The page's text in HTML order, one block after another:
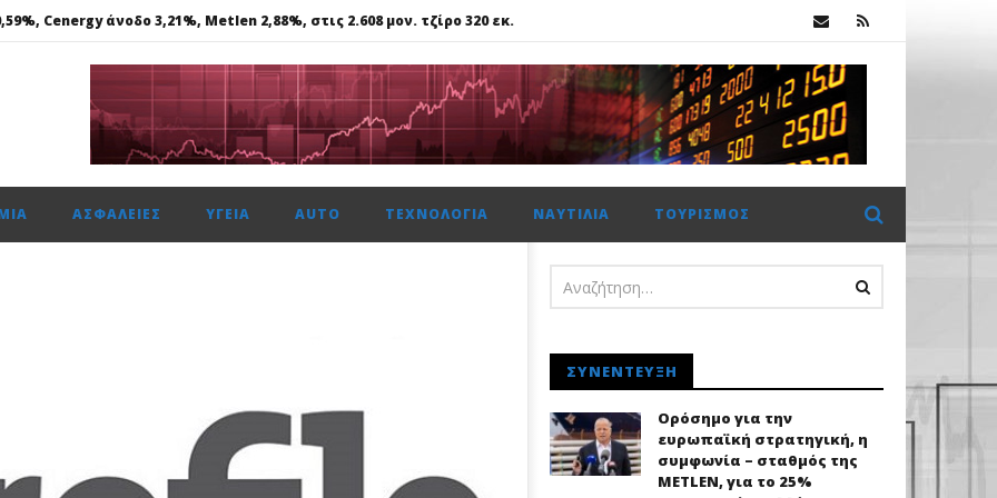
Cenergy άνοδο 3,21%, Metlen 2,88%, στις 2.608 μον. τζίρο 320 εκ.
ασφάλεια θέτει ως προτεραιότητα
Αποκτά το πρώτο Παρατηρητήριο Έργων
Cenergy άνοδο 3,21%, Metlen 2,88%, στις 2.608 μον. τζίρο 320 εκ.
ΑΣΦΆΛΕΙΕΣ ΥΓΕΊΑ AUTO ΤΕΧΝΟΛΟΓΊΑ ΝΑΥΤΙΛΊΑ ΤΟΥΡΙΣΜΌΣ
ΣΥΝΈΝΤΕΥΞΗ
Ορόσημο για την
ευρωπαϊκή στρατηγική, η
συμφωνία – σταθμός της
METLEN, για το 25%